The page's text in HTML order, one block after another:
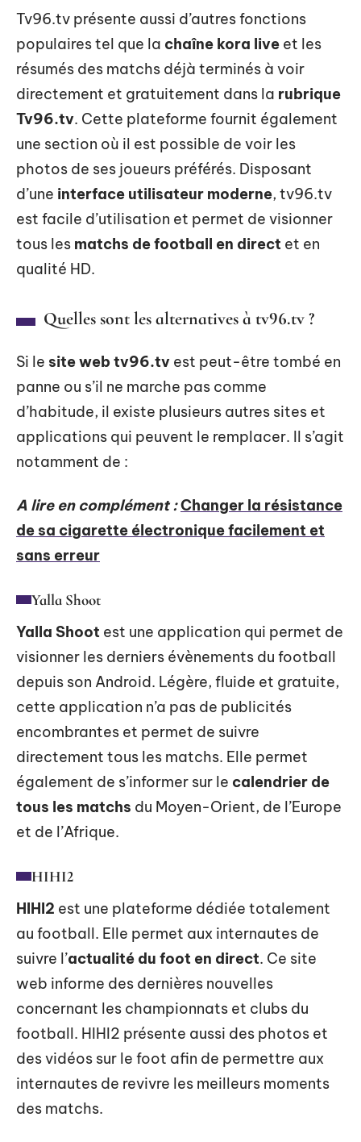
Tv96.tv présente aussi d’autres fonctions
populaires tel que la chaîne kora live et les
résumés des matchs déjà terminés à voir
directement et gratuitement dans la rubrique
Tv96.tv. Cette plateforme fournit également
une section où il est possible de voir les
photos de ses joueurs préférés. Disposant
d’une interface utilisateur moderne, tv96.tv
est facile d’utilisation et permet de visionner
tous les matchs de football en direct et en
qualité HD.
Quelles sont les alternatives à tv96.tv ?
Si le site web tv96.tv est peut-être tombé en
panne ou s’il ne marche pas comme
d’habitude, il existe plusieurs autres sites et
applications qui peuvent le remplacer. Il s’agit
notamment de :
A lire en complément :Changer la résistance
de sa cigarette électronique facilement et
sans erreur
Yalla Shoot
Yalla Shoot est une application qui permet de
visionner les derniers évènements du football
depuis son Android. Légère, fluide et gratuite,
cette application n’a pas de publicités
encombrantes et permet de suivre
directement tous les matchs. Elle permet
également de s’informer sur le calendrier de
tous les matchs du Moyen-Orient, de l’Europe
et de l’Afrique.
HIHI2
HIHI2 est une plateforme dédiée totalement
au football. Elle permet aux internautes de
suivre l’actualité du foot en direct. Ce site
web informe des dernières nouvelles
concernant les championnats et clubs du
football. HIHI2 présente aussi des photos et
des vidéos sur le foot afin de permettre aux
internautes de revivre les meilleurs moments
des matchs.